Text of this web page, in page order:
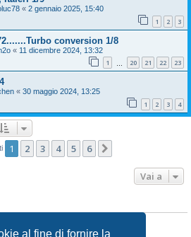
al fine di fornire la
« 2 gennaio 2025, 15:40
1 2 3
conversion 1/8
« 11 dicembre 2024, 13:32
1 20 21 22 23
« 30 maggio 2024, 13:25
1 2 3 4
1 2 3 4 5 6
Vai a